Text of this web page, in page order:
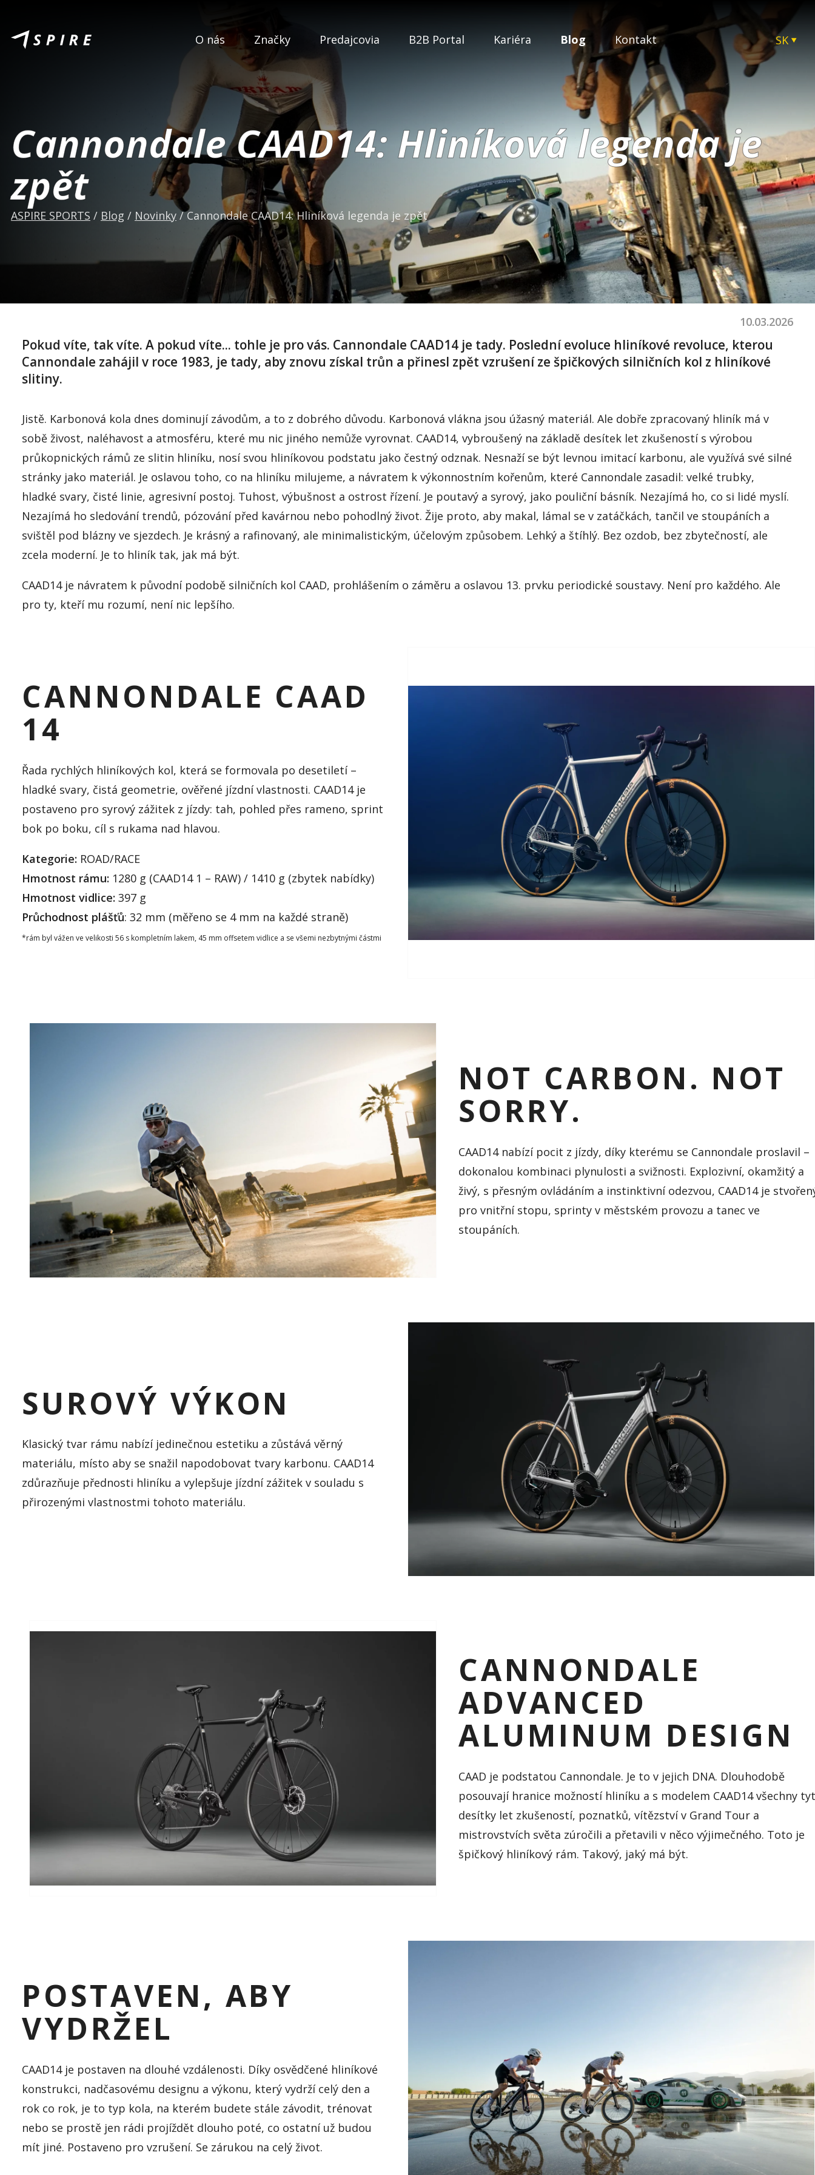
O nás Značky Predajcovia B2B Portal Kariéra Blog Kontakt
SK
CZ
Cannondale CAAD14: Hliníková legenda je
zpět
ASPIRE SPORTS / Blog / Novinky / Cannondale CAAD14: Hliníková legenda je zpět
10.03.2026
Pokud víte, tak víte. A pokud víte... tohle je pro vás. Cannondale CAAD14 je tady. Poslední evoluce hliníkové revoluce, kterou
Cannondale zahájil v roce 1983, je tady, aby znovu získal trůn a přinesl zpět vzrušení ze špičkových silničních kol z hliníkové
slitiny.
Jistě. Karbonová kola dnes dominují závodům, a to z dobrého důvodu. Karbonová vlákna jsou úžasný materiál. Ale dobře zpracovaný hliník má v
sobě živost, naléhavost a atmosféru, které mu nic jiného nemůže vyrovnat. CAAD14, vybroušený na základě desítek let zkušeností s výrobou
průkopnických rámů ze slitin hliníku, nosí svou hliníkovou podstatu jako čestný odznak. Nesnaží se být levnou imitací karbonu, ale využívá své silné
stránky jako materiál. Je oslavou toho, co na hliníku milujeme, a návratem k výkonnostním kořenům, které Cannondale zasadil: velké trubky,
hladké svary, čisté linie, agresivní postoj. Tuhost, výbušnost a ostrost řízení. Je poutavý a syrový, jako pouliční básník. Nezajímá ho, co si lidé myslí.
Nezajímá ho sledování trendů, pózování před kavárnou nebo pohodlný život. Žije proto, aby makal, lámal se v zatáčkách, tančil ve stoupáních a
svištěl pod blázny ve sjezdech. Je krásný a rafinovaný, ale minimalistickým, účelovým způsobem. Lehký a štíhlý. Bez ozdob, bez zbytečností, ale
zcela moderní. Je to hliník tak, jak má být.
CAAD14 je návratem k původní podobě silničních kol CAAD, prohlášením o záměru a oslavou 13. prvku periodické soustavy. Není pro každého. Ale
pro ty, kteří mu rozumí, není nic lepšího.
CANNONDALE CAAD
14
Řada rychlých hliníkových kol, která se formovala po desetiletí –
hladké svary, čistá geometrie, ověřené jízdní vlastnosti. CAAD14 je
postaveno pro syrový zážitek z jízdy: tah, pohled přes rameno, sprint
bok po boku, cíl s rukama nad hlavou.
Kategorie: ROAD/RACE
Hmotnost rámu: 1280 g (CAAD14 1 – RAW) / 1410 g (zbytek nabídky)
Hmotnost vidlice: 397 g
Průchodnost plášťů: 32 mm (měřeno se 4 mm na každé straně)
*rám byl vážen ve velikosti 56 s kompletním lakem, 45 mm offsetem vidlice a se všemi nezbytnými částmi
NOT CARBON. NOT
SORRY.
CAAD14 nabízí pocit z jízdy, díky kterému se Cannondale proslavil –
dokonalou kombinaci plynulosti a svižnosti. Explozivní, okamžitý a
živý, s přesným ovládáním a instinktivní odezvou, CAAD14 je
pro vnitřní stopu, sprinty v městském provozu a tanec ve
stoupáních.
SUROVÝ VÝKON
Klasický tvar rámu nabízí jedinečnou estetiku a zůstává věrný
materiálu, místo aby se snažil napodobovat tvary karbonu. CAAD14
zdůrazňuje přednosti hliníku a vylepšuje jízdní zážitek v souladu s
přirozenými vlastnostmi tohoto materiálu.
CANNONDALE
ADVANCED
ALUMINUM DESIGN
CAAD je podstatou Cannondale. Je to v jejich DNA. Dlouhodobě
posouvají hranice možností hliníku a s modelem CAAD14 všechny
desítky let zkušeností, poznatků, vítězství v Grand Tour a
mistrovstvích světa zúročili a přetavili v něco výjimečného. Toto je
špičkový hliníkový rám. Takový, jaký má být.
POSTAVEN, ABY
VYDRŽEL
CAAD14 je postaven na dlouhé vzdálenosti. Díky osvědčené hliníkové
konstrukci, nadčasovému designu a výkonu, který vydrží celý den a
rok co rok, je to typ kola, na kterém budete stále závodit, trénovat
nebo se prostě jen rádi projíždět dlouho poté, co ostatní už budou
mít jiné. Postaveno pro vzrušení. Se zárukou na celý život.